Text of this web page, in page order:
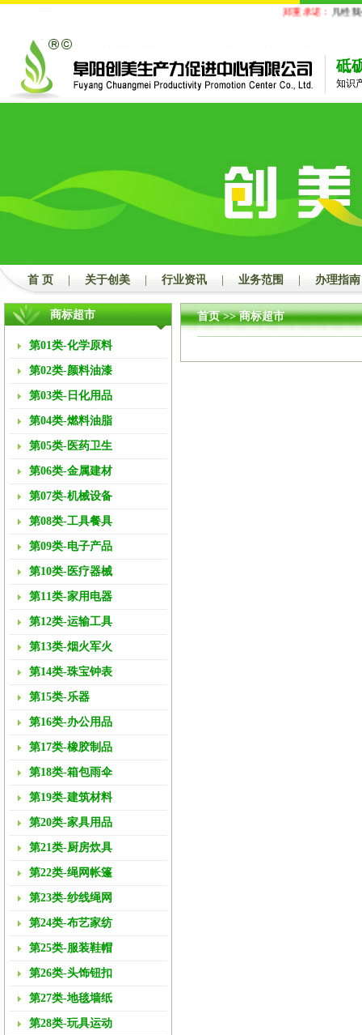
郑重承诺： 凡经我
砥
知识
首 页 关于创美 行业资讯 业务范围 办理指南
商标超市
第01类-化学原料
第02类-颜料油漆
第03类-日化用品
第04类-燃料油脂
第05类-医药卫生
第06类-金属建材
第07类-机械设备
第08类-工具餐具
第09类-电子产品
第10类-医疗器械
第11类-家用电器
第12类-运输工具
第13类-烟火军火
第14类-珠宝钟表
第15类-乐器
第16类-办公用品
第17类-橡胶制品
第18类-箱包雨伞
第19类-建筑材料
第20类-家具用品
第21类-厨房炊具
第22类-绳网帐篷
第23类-纱线绳网
第24类-布艺家纺
第25类-服装鞋帽
第26类-头饰钮扣
第27类-地毯墙纸
第28类-玩具运动
首页>> 商标超市